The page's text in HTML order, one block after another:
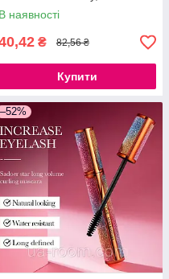
В наявності
₴ 82,56 ₴
Купити
–52%